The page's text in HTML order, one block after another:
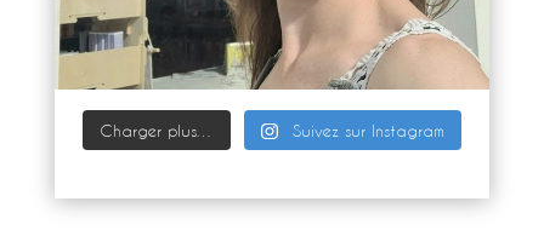
Charger plus… Suivez sur Instagram